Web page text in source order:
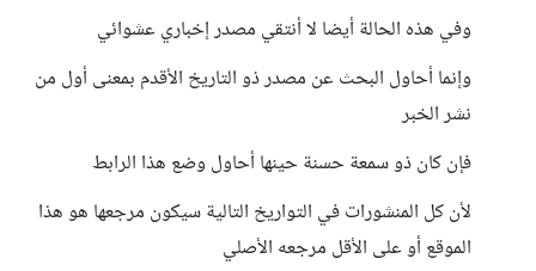
وفي هذه الحالة أيضا لا أنتقي مصدر إخباري عشوائي
وإنما أحاول البحث عن مصدر ذو التاريخ الأقدم بمعنى أول من
نشر الخبر
فإن كان ذو سمعة حسنة حينها أحاول وضع هذا الرابط
لأن كل المنشورات في التواريخ التالية سيكون مرجعها هو هذا
الموقع أو على الأقل مرجعه الأصلي